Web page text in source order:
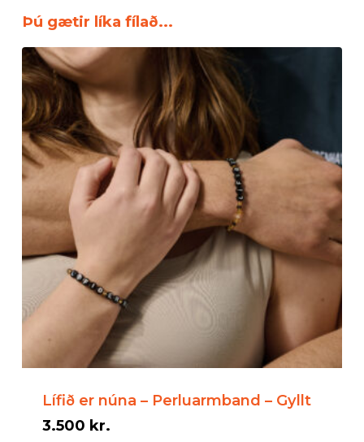
Þú gætir líka fílað...
Lífið er núna – Perluarmband – Gyllt
3.500 kr.